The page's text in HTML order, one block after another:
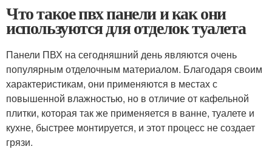
Что такое пвх панели и как они
используются для отделок туалета
Панели ПВХ на сегодняшний день являются очень
популярным отделочным материалом. Благодаря своим
характеристикам, они применяются в местах с
повышенной влажностью, но в отличие от кафельной
плитки, которая так же применяется в ванне, туалете и
кухне, быстрее монтируется, и этот процесс не создает
грязи.